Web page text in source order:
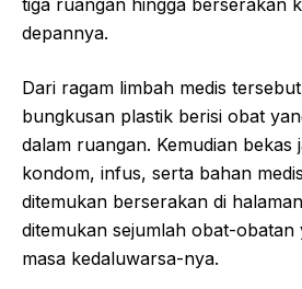
depannya.
Dari ragam limbah medis
bungkusan plastik berisi obat
dalam ruangan. Kemudian bekas
kondom, infus, serta bahan
ditemukan berserakan di
ditemukan sejumlah obat-obatan
masa kedaluwarsa-nya.